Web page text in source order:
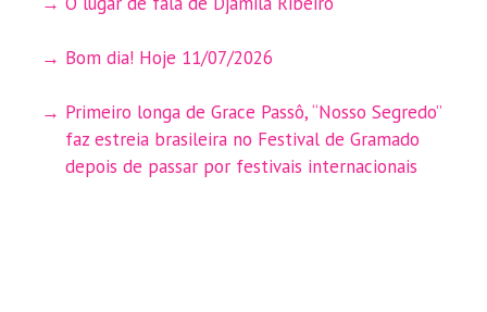
Bom dia! Hoje 11/07/2026
Primeiro longa de Grace Passô, “Nosso Segredo”
faz estreia brasileira no Festival de Gramado
depois de passar por festivais internacionais